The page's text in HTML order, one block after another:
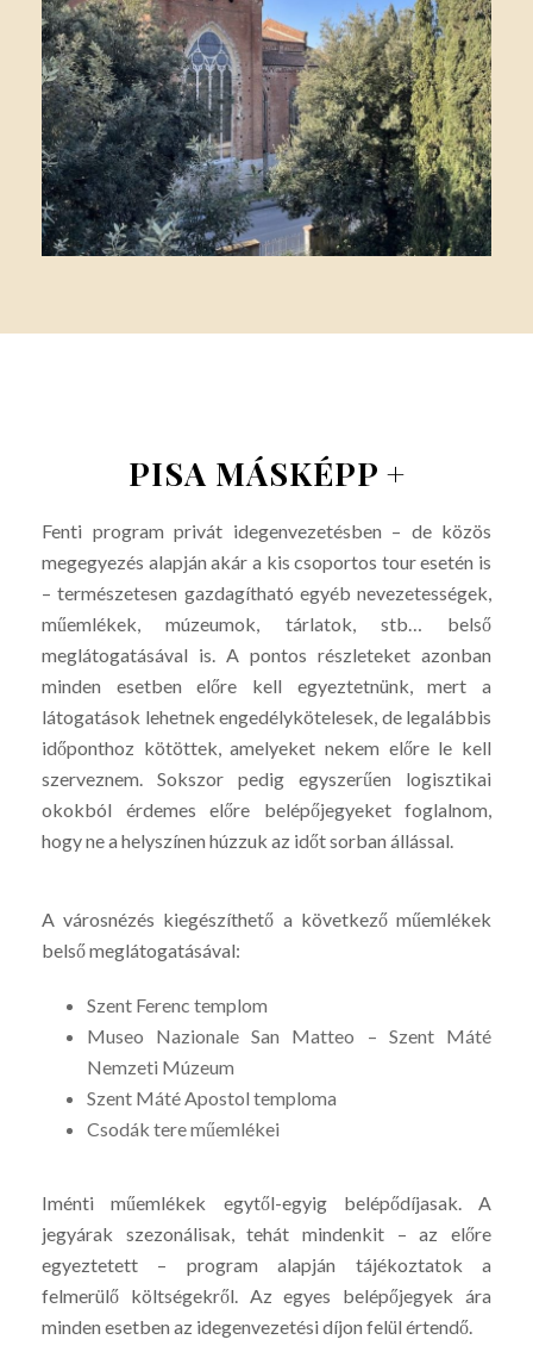
PISA MÁSKÉPP +
Fenti program privát idegenvezetésben – de közös
megegyezés alapján akár a kis csoportos tour esetén is
– természetesen gazdagítható egyéb nevezetességek,
műemlékek, múzeumok, tárlatok, stb… belső
meglátogatásával is. A pontos részleteket azonban
minden esetben előre kell egyeztetnünk, mert a
látogatások lehetnek engedélykötelesek, de legalábbis
időponthoz kötöttek, amelyeket nekem előre le kell
szerveznem. Sokszor pedig egyszerűen logisztikai
okokból érdemes előre belépőjegyeket foglalnom,
hogy ne a helyszínen húzzuk az időt sorban állással.
A városnézés kiegészíthető a következő műemlékek
belső meglátogatásával:
Szent Ferenc templom
Museo Nazionale San Matteo – Szent Máté
Nemzeti Múzeum
Szent Máté Apostol temploma
Csodák tere műemlékei
Iménti műemlékek egytől-egyig belépődíjasak. A
jegyárak szezonálisak, tehát mindenkit – az előre
egyeztetett – program alapján tájékoztatok a
felmerülő költségekről. Az egyes belépőjegyek ára
minden esetben az idegenvezetési díjon felül értendő.